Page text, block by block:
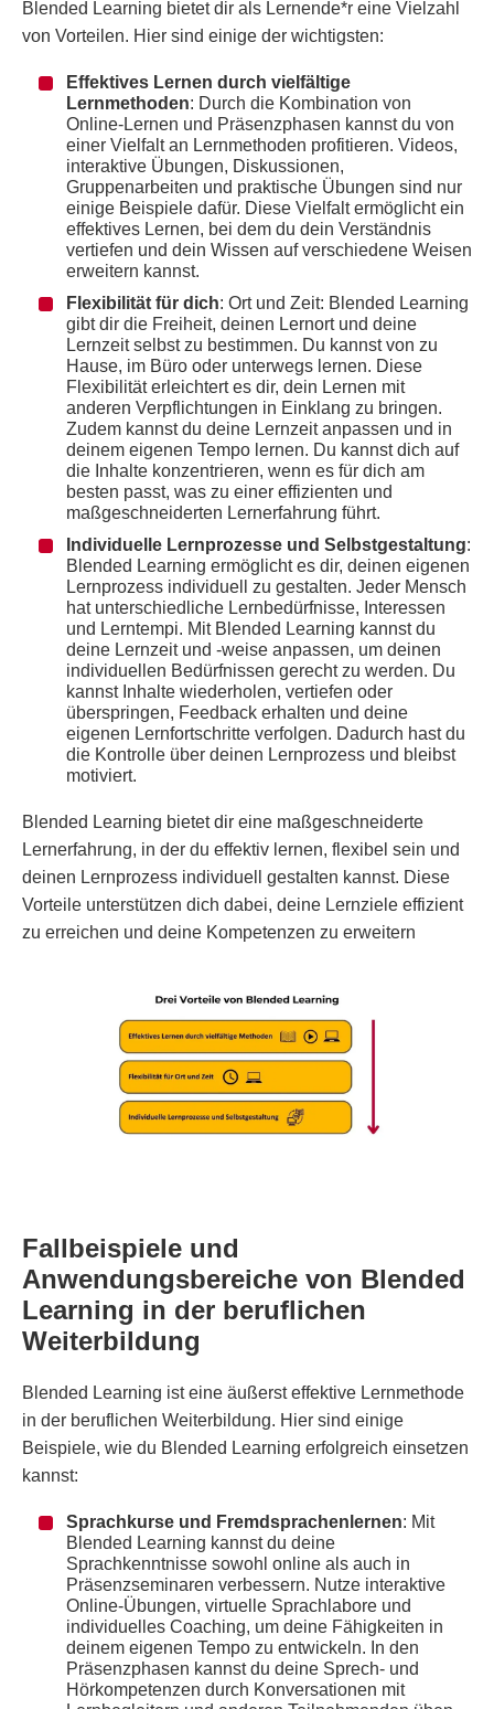
Blended Learning bietet dir als Lernende*r eine Vielzahl
von Vorteilen. Hier sind einige der wichtigsten:
Effektives Lernen durch vielfältige
Lernmethoden: Durch die Kombination von
Online-Lernen und Präsenzphasen kannst du von
einer Vielfalt an Lernmethoden profitieren. Videos,
interaktive Übungen, Diskussionen,
Gruppenarbeiten und praktische Übungen sind nur
einige Beispiele dafür. Diese Vielfalt ermöglicht ein
effektives Lernen, bei dem du dein Verständnis
vertiefen und dein Wissen auf verschiedene Weisen
erweitern kannst.
Flexibilität für dich: Ort und Zeit: Blended Learning
gibt dir die Freiheit, deinen Lernort und deine
Lernzeit selbst zu bestimmen. Du kannst von zu
Hause, im Büro oder unterwegs lernen. Diese
Flexibilität erleichtert es dir, dein Lernen mit
anderen Verpflichtungen in Einklang zu bringen.
Zudem kannst du deine Lernzeit anpassen und in
deinem eigenen Tempo lernen. Du kannst dich auf
die Inhalte konzentrieren, wenn es für dich am
besten passt, was zu einer effizienten und
maßgeschneiderten Lernerfahrung führt.
Individuelle Lernprozesse und Selbstgestaltung:
Blended Learning ermöglicht es dir, deinen eigenen
Lernprozess individuell zu gestalten. Jeder Mensch
hat unterschiedliche Lernbedürfnisse, Interessen
und Lerntempi. Mit Blended Learning kannst du
deine Lernzeit und -weise anpassen, um deinen
individuellen Bedürfnissen gerecht zu werden. Du
kannst Inhalte wiederholen, vertiefen oder
überspringen, Feedback erhalten und deine
eigenen Lernfortschritte verfolgen. Dadurch hast du
die Kontrolle über deinen Lernprozess und bleibst
motiviert.
Blended Learning bietet dir eine maßgeschneiderte
Lernerfahrung, in der du effektiv lernen, flexibel sein und
deinen Lernprozess individuell gestalten kannst. Diese
Vorteile unterstützen dich dabei, deine Lernziele effizient
zu erreichen und deine Kompetenzen zu erweitern
Fallbeispiele und
Anwendungsbereiche von Blended
Learning in der beruflichen
Weiterbildung
Blended Learning ist eine äußerst effektive Lernmethode
in der beruflichen Weiterbildung. Hier sind einige
Beispiele, wie du Blended Learning erfolgreich einsetzen
kannst:
Sprachkurse und Fremdsprachenlernen: Mit
Blended Learning kannst du deine
Sprachkenntnisse sowohl online als auch in
Präsenzseminaren verbessern. Nutze interaktive
Online-Übungen, virtuelle Sprachlabore und
individuelles Coaching, um deine Fähigkeiten in
deinem eigenen Tempo zu entwickeln. In den
Präsenzphasen kannst du deine Sprech- und
Hörkompetenzen durch Konversationen mit